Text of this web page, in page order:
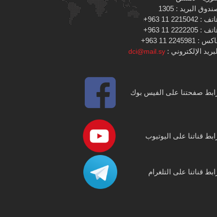
البريد : 1305
: 2215042 11 963+
: 2222205 11 963+
: 2245981 11 963+
الإلكتروني : dci@mail.sy
صفحتنا على الفيس بوك
قناتنا على اليوتيوب
قناتنا على التلغرام